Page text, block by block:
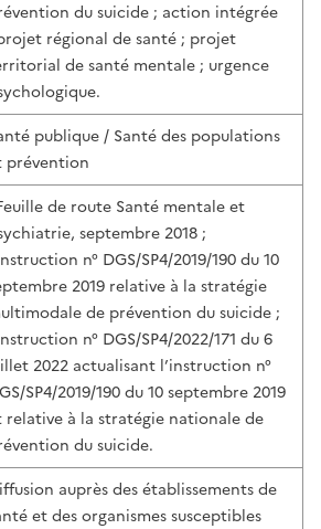
du suicide ; action intégrée
régional de santé ; projet
de santé mentale ; urgence
publique / Santé des populations
prévention
de route Santé mentale et
septembre 2018 ;
n° DGS/SP4/2019/190 du 10
2019 relative à la stratégie
de prévention du suicide ;
n° DGS/SP4/2022/171 du 6
2022 actualisant l’instruction n°
SP4/2019/190 du 10 septembre 2019
relative à la stratégie nationale de
du suicide.
auprès des établissements de
et des organismes susceptibles